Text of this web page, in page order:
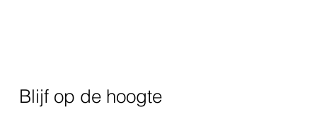
Blijf op de hoogte